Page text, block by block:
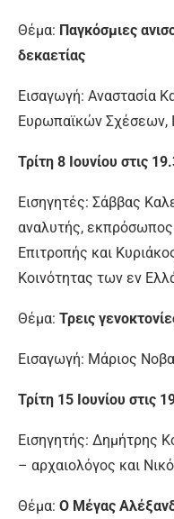
Θέμα: Παγκόσμιες
δεκαετίας
Εισαγωγή: Αναστασία
Ευρωπαϊκών Σχέσεων,
Τρίτη 8 Ιουνίου στις
Εισηγητές: Σάββας
αναλυτής, εκπρόσωπος
Επιτροπής και
Κοινότητας των εν
Θέμα: Τρεις
Εισαγωγή: Μάριος
Τρίτη 15 Ιουνίου στις
Εισηγητής: Δημήτρης
– αρχαιολόγος και
Θέμα: Ο Μέγας